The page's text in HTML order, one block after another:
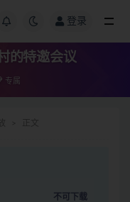
登录
的特邀会议
专属
不可下载